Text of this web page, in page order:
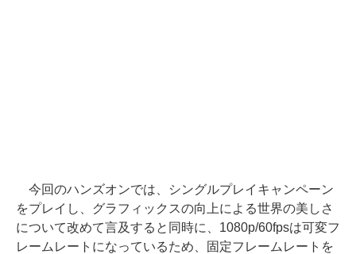
今回のハンズオンでは、シングルプレイキャンペーン
をプレイし、グラフィックスの向上による世界の美しさ
について改めて言及すると同時に、1080p/60fpsは可変フ
レームレートになっているため、固定フレームレートを